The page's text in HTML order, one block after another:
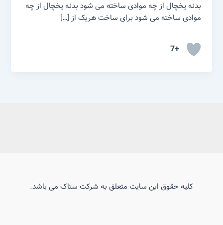
بدنه یخچال از چه موادی ساخته می شود بدنه یخچال از چه
موادی ساخته می شود برای ساخت هریک از […]
+7
کلیه حقوق این سایت متعلق به شرکت ستاک می باشد.